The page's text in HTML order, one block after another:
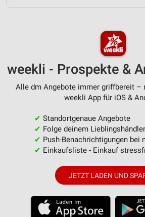
weekli - Prospekte &
Alle dm Angebote immer griffbereit –
weekli App für iOS &
✔ Standortgenaue Angebote
✔ Folge deinem Lieblingshändler
✔ Push-Benachrichtigungen bei
✔ Einkaufsliste - Einkauf
JETZT LADEN UND